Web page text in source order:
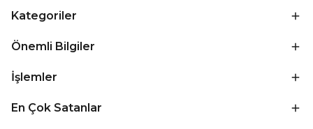
Kategoriler
Önemli Bilgiler
İşlemler
En Çok Satanlar